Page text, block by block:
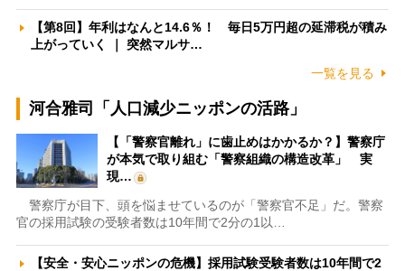
【第8回】年利はなんと14.6％！ 毎日5万円超の延滞税が積み
上がっていく ｜ 突然マルサ…
一覧を見る
河合雅司「人口減少ニッポンの活路」
【「警察官離れ」に歯止めはかかるか？】警察庁
が本気で取り組む「警察組織の構造改革」 実
現…
警察庁が目下、頭を悩ませているのが「警察官不足」だ。警察
官の採用試験の受験者数は10年間で2分の1以…
【安全・安心ニッポンの危機】採用試験受験者数は10年間で2